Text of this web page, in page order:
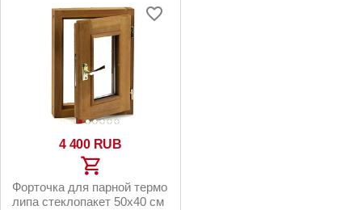
4 400 RUB
Форточка для парной термо
липа стеклопакет 50х40 см